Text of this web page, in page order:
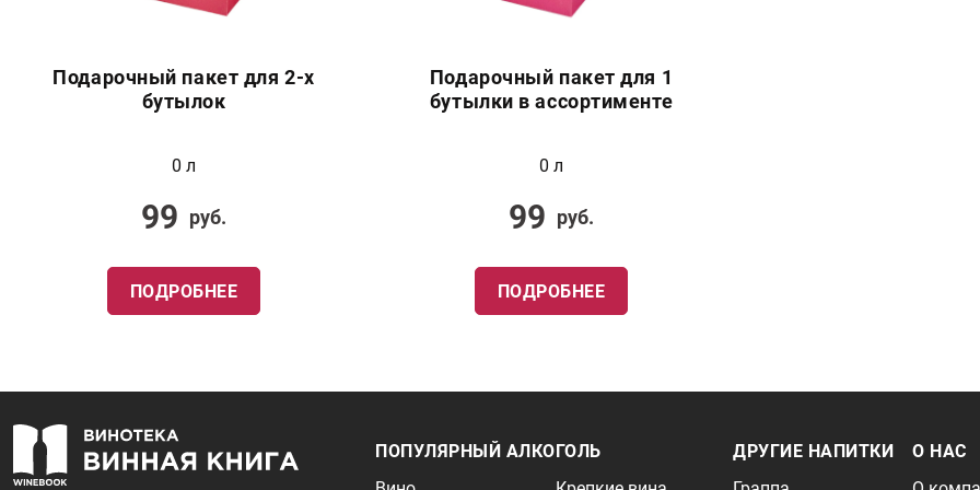
Подарочный пакет для 2-х
бутылок
0 л
99 руб.
ПОДРОБНЕЕ
Подарочный пакет для 1
бутылки в ассортименте
0 л
99 руб.
ПОДРОБНЕЕ
ПОПУЛЯРНЫЙ АЛКОГОЛЬ
ДРУГИЕ НАПИТКИ
О НАС